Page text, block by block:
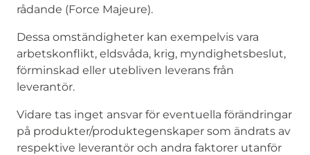
rådande (Force Majeure).
Dessa omständigheter kan exempelvis vara
arbetskonflikt, eldsvåda, krig, myndighetsbeslut,
förminskad eller utebliven leverans från
leverantör.
Vidare tas inget ansvar för eventuella förändringar
på produkter/produktegenskaper som ändrats av
respektive leverantör och andra faktorer utanför